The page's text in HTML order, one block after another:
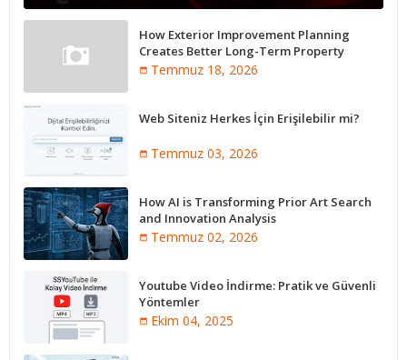
How Exterior Improvement Planning
Creates Better Long-Term Property
Performance
Temmuz 18, 2026
Web Siteniz Herkes İçin Erişilebilir mi?
Temmuz 03, 2026
How AI is Transforming Prior Art Search
and Innovation Analysis
Temmuz 02, 2026
Youtube Video İndirme: Pratik ve Güvenli
Yöntemler
Ekim 04, 2025